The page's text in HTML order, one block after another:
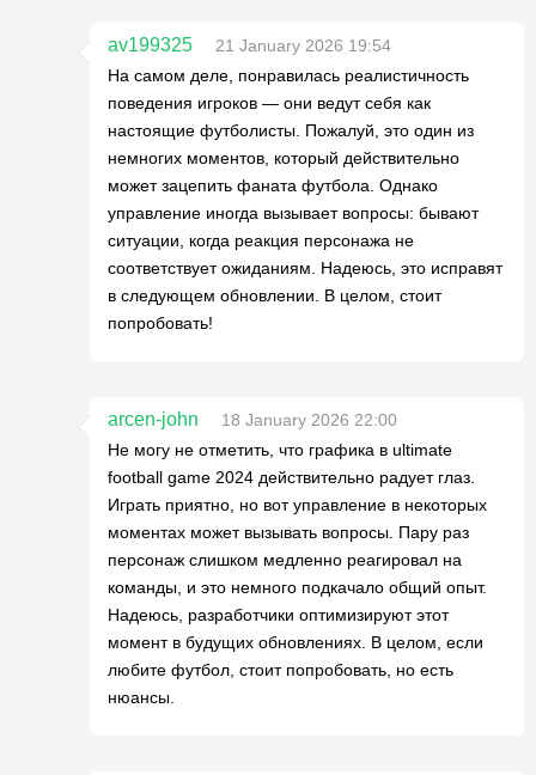
av199325
21 January 2026 19:54
На самом деле, понравилась реалистичность
поведения игроков — они ведут себя как
настоящие футболисты. Пожалуй, это один из
немногих моментов, который действительно
может зацепить фаната футбола. Однако
управление иногда вызывает вопросы: бывают
ситуации, когда реакция персонажа не
соответствует ожиданиям. Надеюсь, это исправят
в следующем обновлении. В целом, стоит
попробовать!
arcen-john
18 January 2026 22:00
Не могу не отметить, что графика в ultimate
football game 2024 действительно радует глаз.
Играть приятно, но вот управление в некоторых
моментах может вызывать вопросы. Пару раз
персонаж слишком медленно реагировал на
команды, и это немного подкачало общий опыт.
Надеюсь, разработчики оптимизируют этот
момент в будущих обновлениях. В целом, если
любите футбол, стоит попробовать, но есть
нюансы.